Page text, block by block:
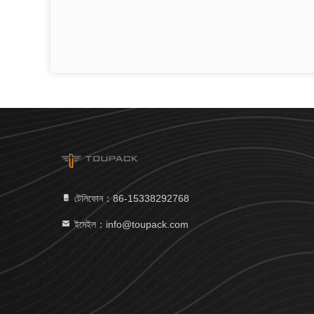
টেলিফোন：86-15338292768
ইমেইল：info@toupack.com